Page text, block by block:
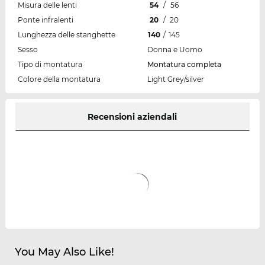
Misura delle lenti
54 / 56
Ponte infralenti
20 / 20
Lunghezza delle stanghette
140 / 145
Sesso
Donna e Uomo
Tipo di montatura
Montatura completa
Colore della montatura
Light Grey/silver
Recensioni aziendali
You May Also Like!